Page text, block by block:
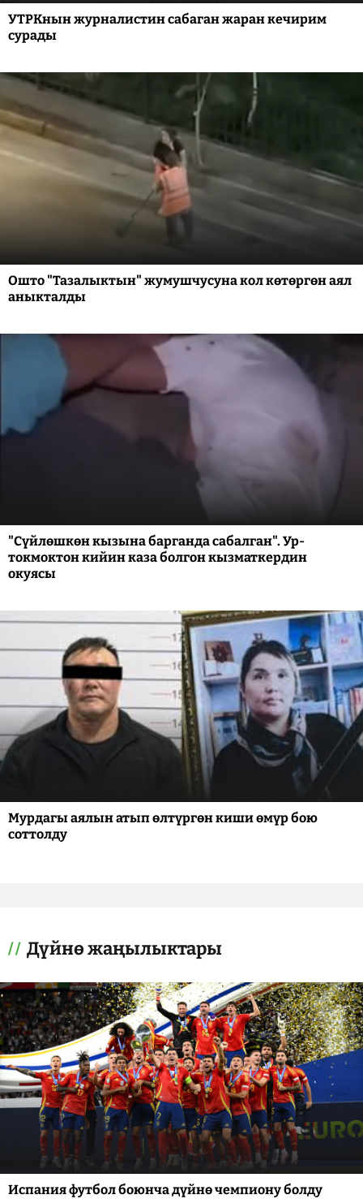
УТРКнын журналистин сабаган жаран кечирим
сурады
Ошто "Тазалыктын" жумушчусуна кол көтөргөн аял
аныкталды
"Сүйлөшкөн кызына барганда сабалган". Ур-
токмоктон кийин каза болгон кызматкердин
окуясы
Мурдагы аялын атып өлтүргөн киши өмүр бою
соттолду
Дүйнө жаңылыктары
Испания футбол боюнча дүйнө чемпиону болду